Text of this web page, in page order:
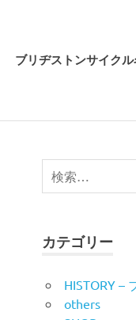
ブリヂストンサイク
検
索
カテゴリー
HISTORY –
others